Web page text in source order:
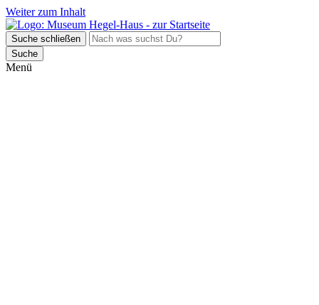
Weiter zum Inhalt
Suche schließen
Suche
Menü